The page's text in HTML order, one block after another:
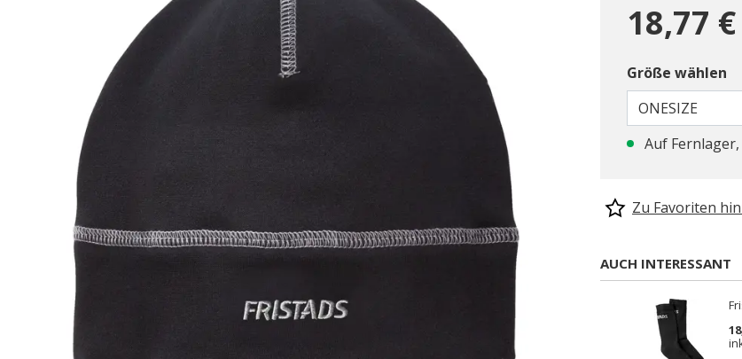
18,77 €
Größe wählen
ONESIZE
Auf
Zu Favoriten
AUCH INTERESSANT